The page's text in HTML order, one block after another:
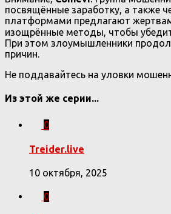
посвящённые заработку, а также
платформами предлагают
изощрённые методы, чтобы
При этом злоумышленники
причин.
Не поддавайтесь на уловки
Из этой же серии...
0
Treider.live
10 октября, 2025
0